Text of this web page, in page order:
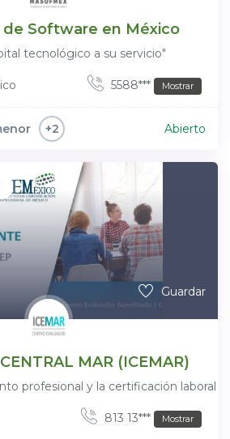
de Software en México
tecnológico a su servicio"
5588*** Mostrar
+2 Abierto
Guardar
MAR (ICEMAR)
profesional y la certificación laboral
813 13*** Mostrar